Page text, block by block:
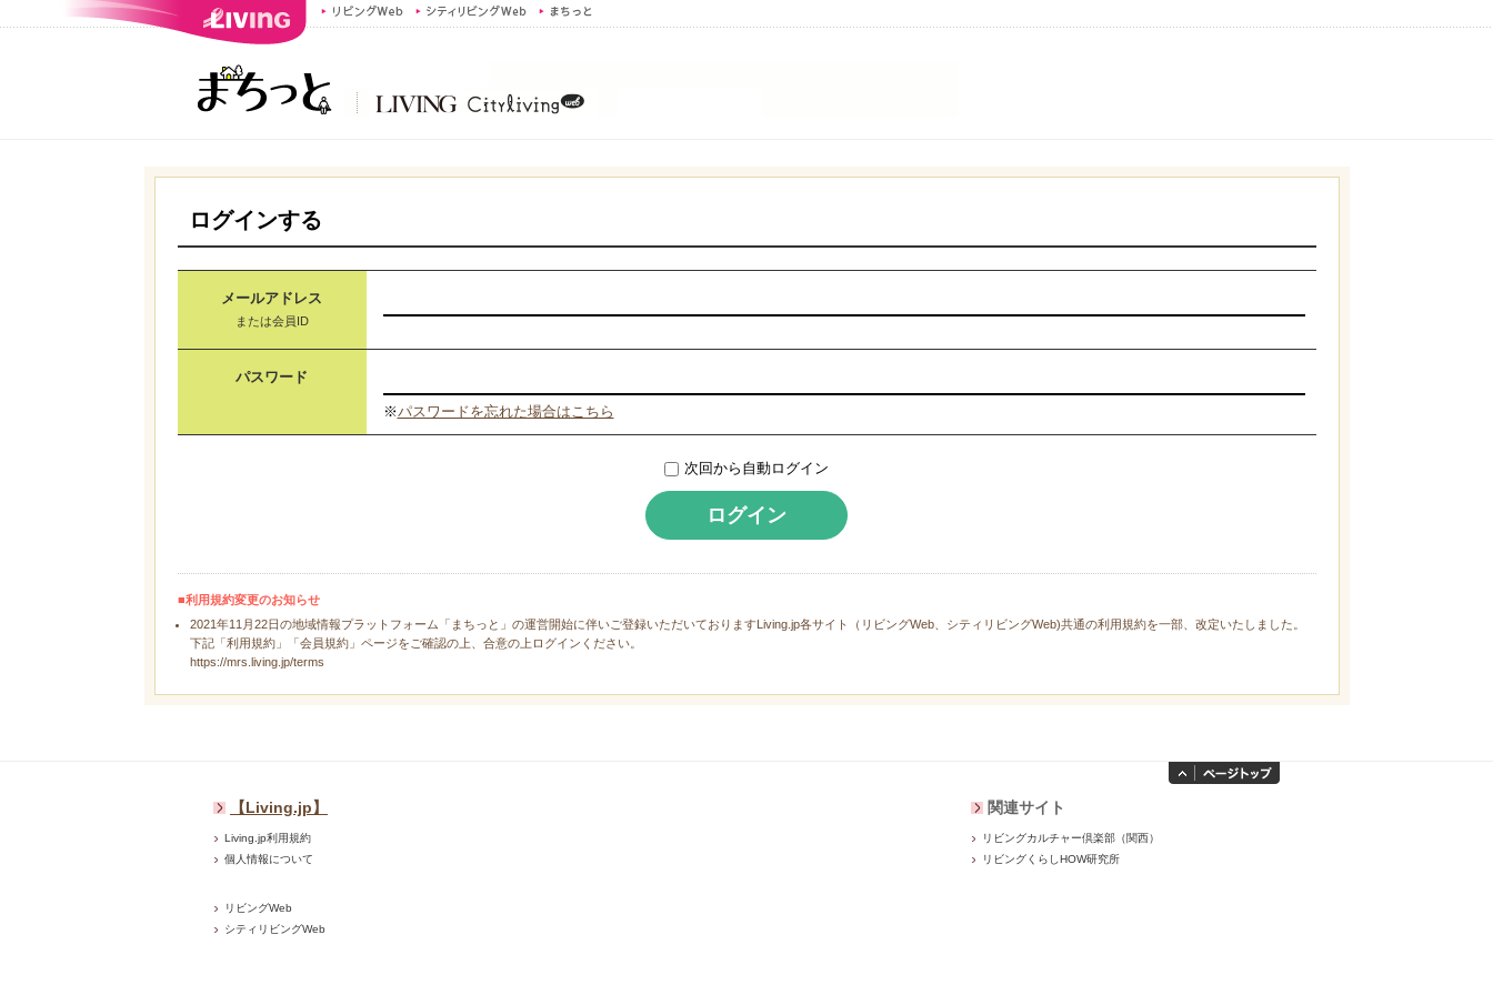
ログインする
メールアドレス
または会員ID
パスワード
※パスワードを忘れた場合はこちら
次回から自動ログイン
ログイン
■利用規約変更のお知らせ
2021年11月22日の地域情報プラットフォーム「まちっと」の運営開始に伴いご登録いただいておりますLiving.jp各サイト（リビングWeb、シティリビングWeb)共通の利用規約を一部、改定いたしました。
下記「利用規約」「会員規約」ページをご確認の上、合意の上ログインください。
https://mrs.living.jp/terms
【Living.jp】
Living.jp利用規約
個人情報について
リビングWeb
シティリビングWeb
関連サイト
リビングカルチャー倶楽部（関西）
リビングくらしHOW研究所